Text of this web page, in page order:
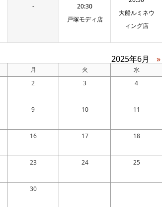
-
20:30
戸塚モディ店
大船ルミネウ
ィング店
2025年6月 »
月 火
水
2 3 4
9 10 11
16 17 18
23 24 25
30